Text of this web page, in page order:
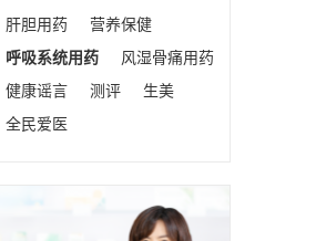
肝胆用药
营养保健
呼吸系统用药
风湿骨痛用药
健康谣言 测评
生美
全民爱医